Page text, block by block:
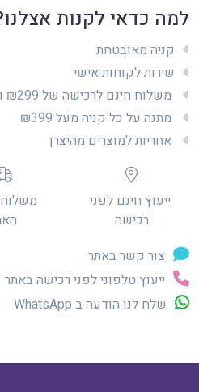
למה כדאי לקנות
קניה מאובטחת
שירות לקוחות אישי
משלוח חינם לרכישה של ₪299 ומעלה בדואר רשום
מתנה על כל קניה מעל ₪399
אחריות למוצרים מהיצרן
ייעוץ חינם לפני
רכישה
צור קשר באתר
ייעוץ טלפוני לפני רכישה באתר
שלח לנו הודעה ב WhatsApp